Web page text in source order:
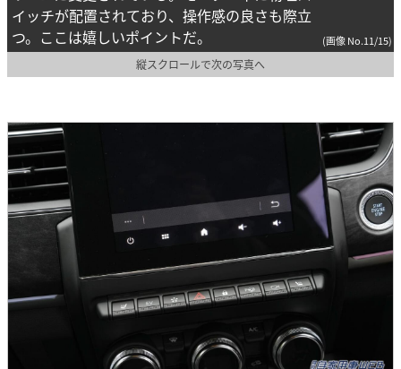
イッチが配置されており、操作感の良さも際立
つ。ここは嬉しいポイントだ。
(画像 No.11/15)
縦スクロールで次の写真へ